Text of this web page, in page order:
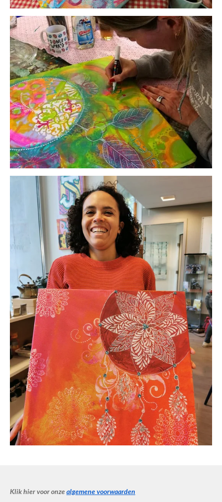
Klik hier voor onzealgemene voorwaarden